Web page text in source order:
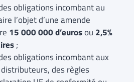
obligations incombant au
l’objet d’une amende
15 000 000 d’eurosou 2,5%
;
obligations incombant aux
des règles